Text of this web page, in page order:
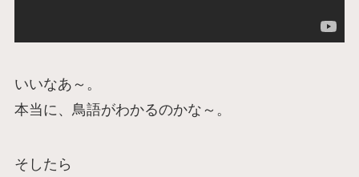
いいなあ～。
本当に、鳥語がわかるのかな～。
そしたら